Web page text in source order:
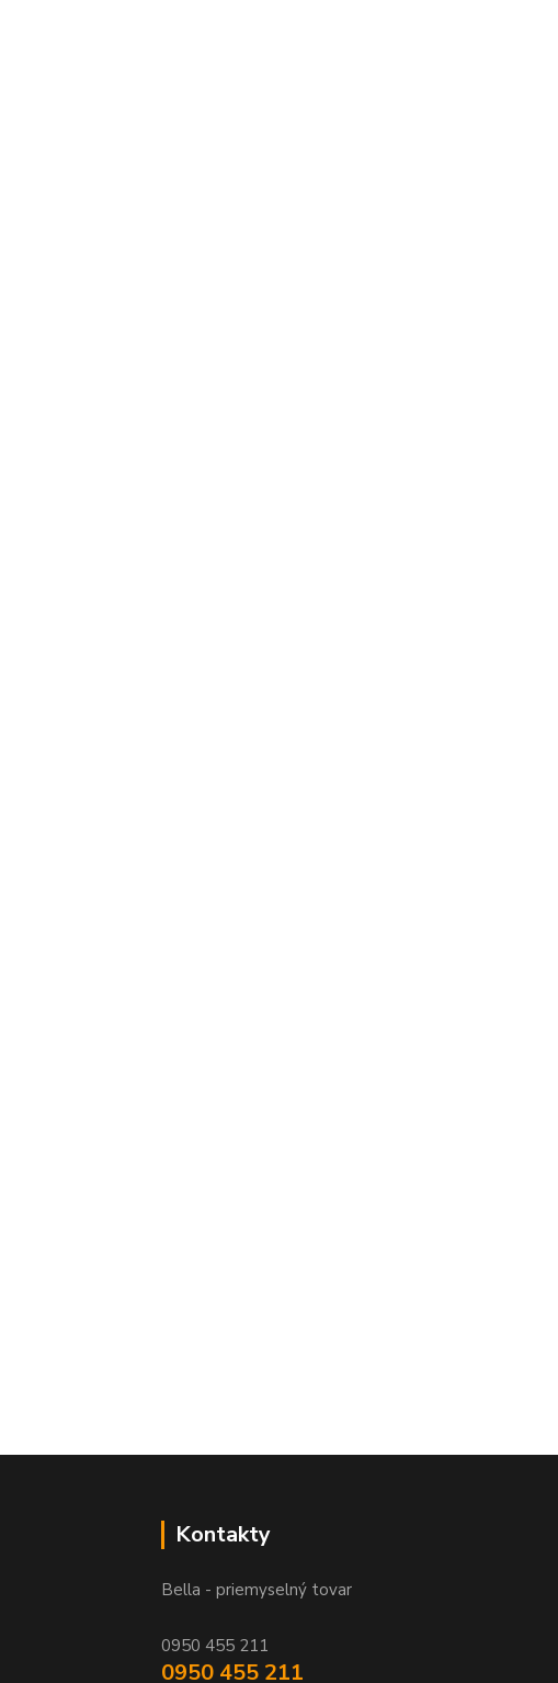
Kontakty
Bella - priemyselný tovar
0950 455 211
0950 455 211